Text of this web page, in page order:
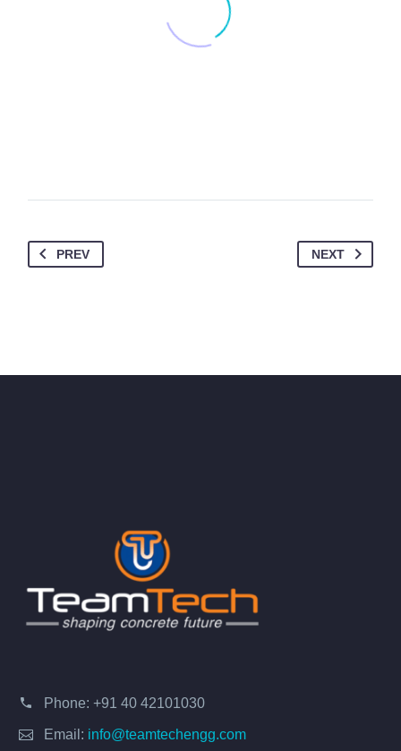
PREV NEXT
Phone: +91 40 42101030
Email: info@teamtechengg.com